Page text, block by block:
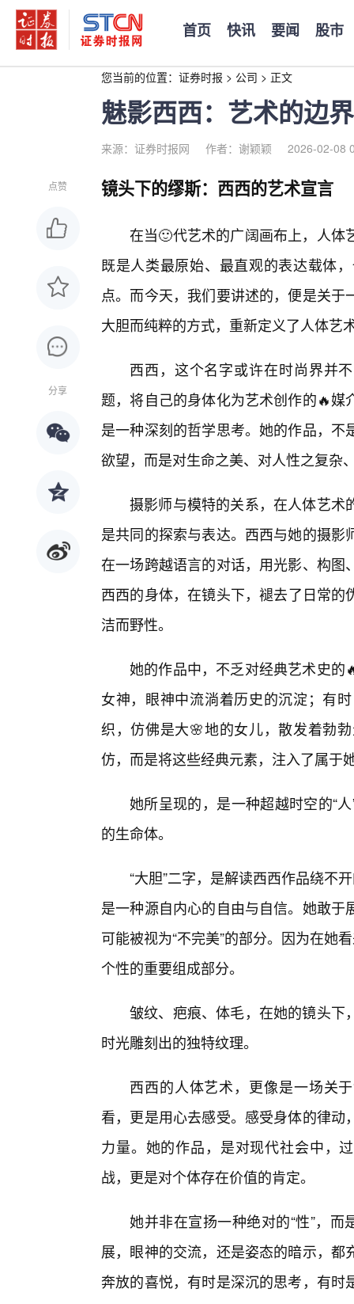
首页 快讯 要闻 股市
您当前的位置： 证券时报 > 公司 > 正文
魅影西西：艺术的边
来源：证券时报网 作者：谢颖颖 2026-02-08
点赞
分享
镜头下的缪斯：西西的艺术宣言
在当🙂代艺术的广阔画布上，人体
既是人类最原始、最直观的表达载体
点。而今天，我们要讲述的，便是关
大胆而纯粹的方式，重新定义了人体艺
西西，这个名字或许在时尚界并
题，将自己的身体化为艺术创作的🔥
是一种深刻的哲学思考。她的作品，
欲望，而是对生命之美、对人性之复杂
摄影师与模特的关系，在人体艺术
是共同的探索与表达。西西与她的摄
在一场跨越语言的对话，用光影、构
西西的身体，在镜头下，褪去了日常
洁而野性。
她的作品中，不乏对经典艺术史的
女神，眼神中流淌着历史的沉淀；有
织，仿佛是大🌸地的女儿，散发着勃
仿，而是将这些经典元素，注入了属于
她所呈现的，是一种超越时空的“
的生命体。
“大胆”二字，是解读西西作品绕不
是一种源自内心的自由与自信。她敢
可能被视为“不完美”的部分。因为在她
个性的重要组成部分。
皱纹、疤痕、体毛，在她的镜头下
时光雕刻出的独特纹理。
西西的人体艺术，更像是一场关
看，更是用心去感受。感受身体的律
力量。她的作品，是对现代社会中，
战，更是对个体存在价值的肯定。
她并非在宣扬一种绝对的“性”，
展，眼神的交流，还是姿态的暗示，
奔放的喜悦，有时是深沉的思考，有